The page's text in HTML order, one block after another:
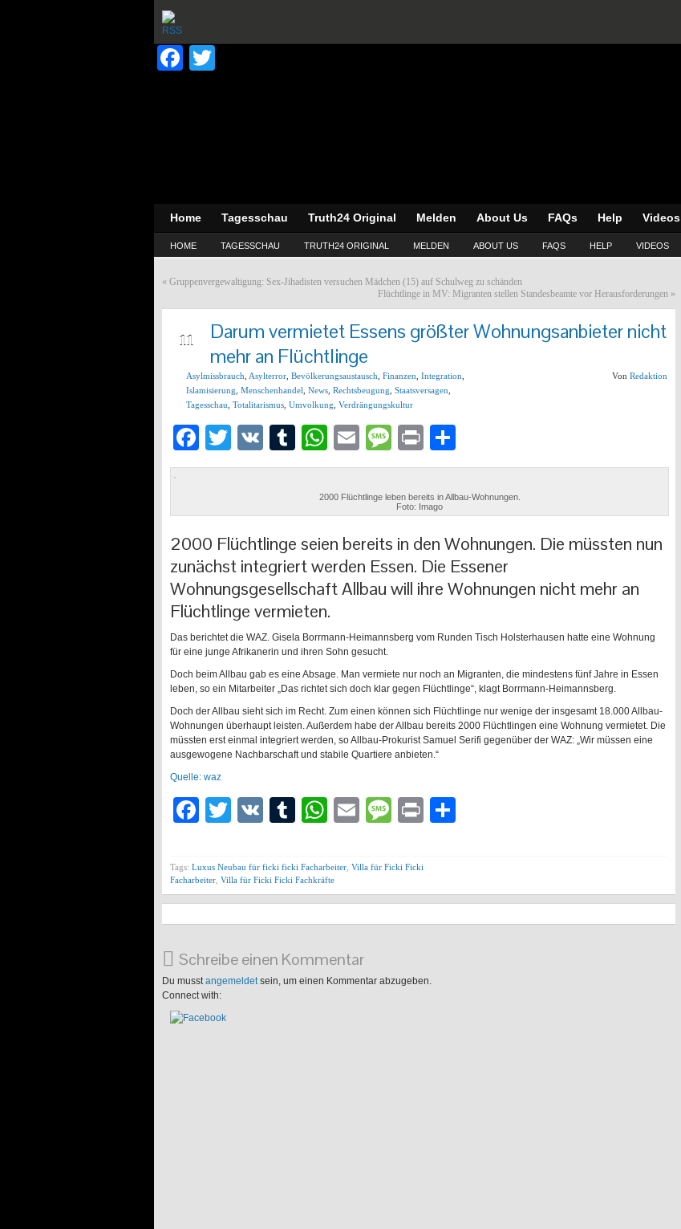
Facebook
Home Tagesschau Truth24 Original Melden About Us FAQs Help Videos
HOME TAGESSCHAU TRUTH24 ORIGINAL MELDEN ABOUT US FAQS HELP VIDEOS
« Gruppenvergewaltigung: Sex-Jihadisten versuchen Mädchen (15) auf Schulweg zu schänden
Flüchtlinge in MV: Migranten stellen Standesbeamte vor Herausforderungen »
11
Darum vermietet Essens größter Wohnungsanbieter nicht
mehr an Flüchtlinge
Asylmissbrauch Asylterror Bevölkerungsaustausch Finanzen Integration
Islamisierung Menschenhandel News Rechtsbeugung Staatsversagen
Tagesschau Totalitarismus Umvolkung Verdrängungskultur
Von Redaktion
Facebook
Twitter
VK Tumblr
WhatsApp
EmailMessage
Print
2000 Flüchtlinge leben bereits in Allbau-Wohnungen.
Foto: Imago
2000 Flüchtlinge seien bereits in den Wohnungen. Die müssten nun
zunächst integriert werden Essen. Die Essener
Wohnungsgesellschaft Allbau will ihre Wohnungen nicht mehr an
Flüchtlinge vermieten.
Das berichtet die WAZ. Gisela Borrmann-Heimannsberg vom Runden Tisch Holsterhausen hatte eine Wohnung
für eine junge Afrikanerin und ihren Sohn gesucht.
Doch beim Allbau gab es eine Absage. Man vermiete nur noch an Migranten, die mindestens fünf Jahre in Essen
leben, so ein Mitarbeiter „Das richtet sich doch klar gegen Flüchtlinge“, klagt Borrmann-Heimannsberg.
Doch der Allbau sieht sich im Recht. Zum einen können sich Flüchtlinge nur wenige der insgesamt 18.000 Allbau-
Wohnungen überhaupt leisten. Außerdem habe der Allbau bereits 2000 Flüchtlingen eine Wohnung vermietet. Die
müssten erst einmal integriert werden, so Allbau-Prokurist Samuel Serifi gegenüber der WAZ: „Wir müssen eine
ausgewogene Nachbarschaft und stabile Quartiere anbieten.“
Quelle: waz
Facebook
Twitter
VK Tumblr
WhatsApp
EmailMessage
Print
Tags: Luxus Neubau für ficki ficki Facharbeiter Villa für Ficki Ficki
Facharbeiter Villa für Ficki Ficki Fachkräfte
Schreibe einen Kommentar
Du musstangemeldetsein, um einen Kommentar abzugeben.
Connect with: